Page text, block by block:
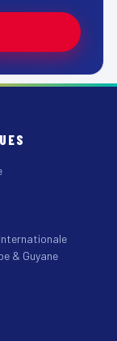
& Guyane